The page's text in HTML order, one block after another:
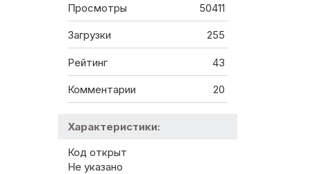
Просмотры 50411
Загрузки 255
Рейтинг 43
Комментарии 20
Характеристики:
Код открыт
Не указано